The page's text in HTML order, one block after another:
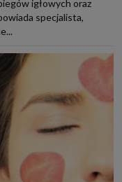
igłowych oraz
specjalista,